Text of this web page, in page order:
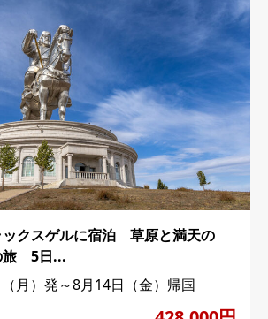
ックスゲルに宿泊 草原と満天の
旅 5日...
月）発～8月14日（金）帰国